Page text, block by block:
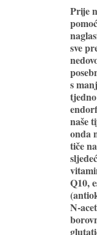
Prije
sve
s
naše
onda
tiče
Q10,
N-